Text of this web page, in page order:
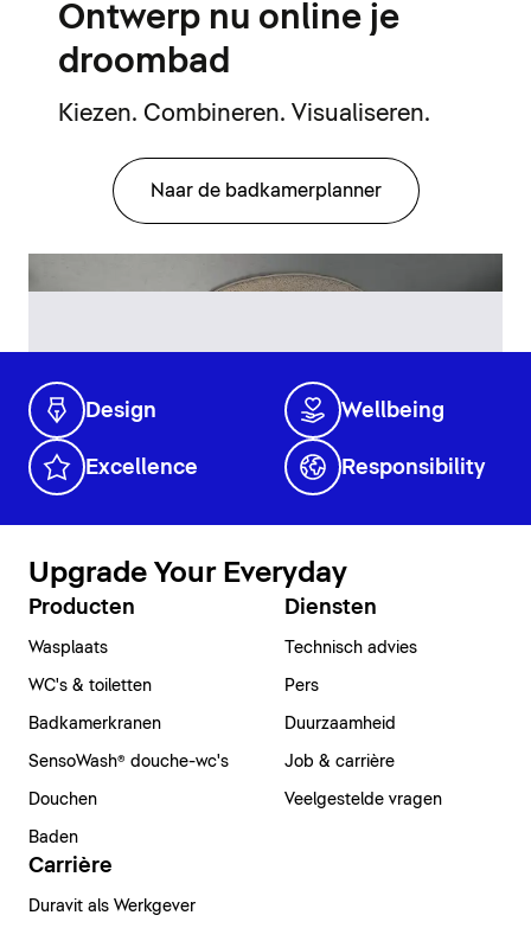
Ontwerp nu online je
droombad
Kiezen. Combineren. Visualiseren.
Naar de badkamerplanner
Design Wellbeing
Excellence Responsibility
Upgrade Your Everyday
Producten
Wasplaats
WC's & toiletten
Badkamerkranen
SensoWash® douche-wc's
Douchen
Baden
Diensten
Technisch advies
Pers
Duurzaamheid
Job & carrière
Veelgestelde vragen
Carrière
Duravit als Werkgever